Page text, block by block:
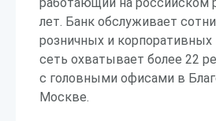
лет. Банк обслуживает
розничных и корпоративных
сеть охватывает более 22
с головными офисами в
Москве.